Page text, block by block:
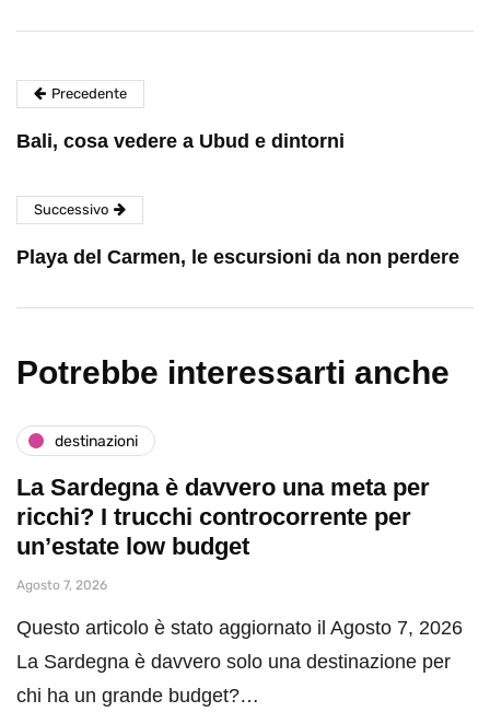
Precedente
Bali, cosa vedere a Ubud e dintorni
Successivo
Playa del Carmen, le escursioni da non perdere
Potrebbe interessarti anche
destinazioni
La Sardegna è davvero una meta per
ricchi? I trucchi controcorrente per
un’estate low budget
Agosto 7, 2026
Questo articolo è stato aggiornato il Agosto 7, 2026
La Sardegna è davvero solo una destinazione per
chi ha un grande budget?…